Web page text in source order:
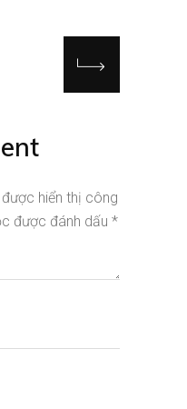
hiển thị công
được đánh dấu *